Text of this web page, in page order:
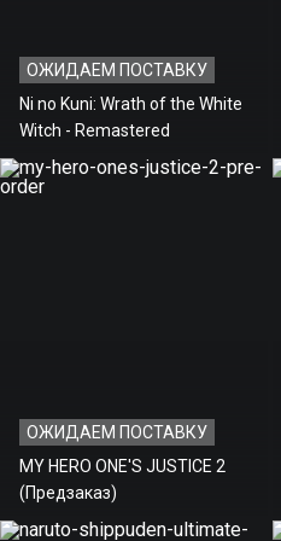
ОЖИДАЕМ ПОСТАВКУ
Ni no Kuni: Wrath of the White
Witch - Remastered
ОЖИДАЕМ ПОСТАВКУ
MY HERO ONE'S JUSTICE 2
(Предзаказ)